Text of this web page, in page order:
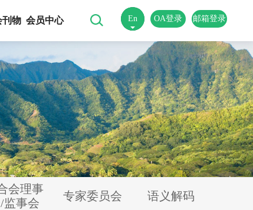
刊物 会员中心 邮箱登录
OA登录
En
会理事
监事会
专家委员会 语义解码